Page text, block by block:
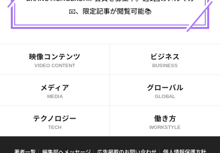
📧、限定記事が閲覧可能📚
映像コンテンツ
VIDEO CONTENT
ビジネス
BUSINESS
メディア
MEDIA
グローバル
GLOBAL
テクノロジー
TECH
働き方
WORKSTYLE